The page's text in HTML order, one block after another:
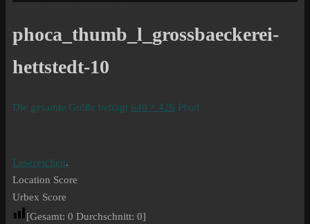
phoca_thumb_l_grossbaeckerei-
hettstedt-10
Die gesamte Größe beträgt 640 × 426 Pixel
Lesezeichen.
Location Score
Urbex Score
[Gesamt: 0 Durchschnitt: 0]